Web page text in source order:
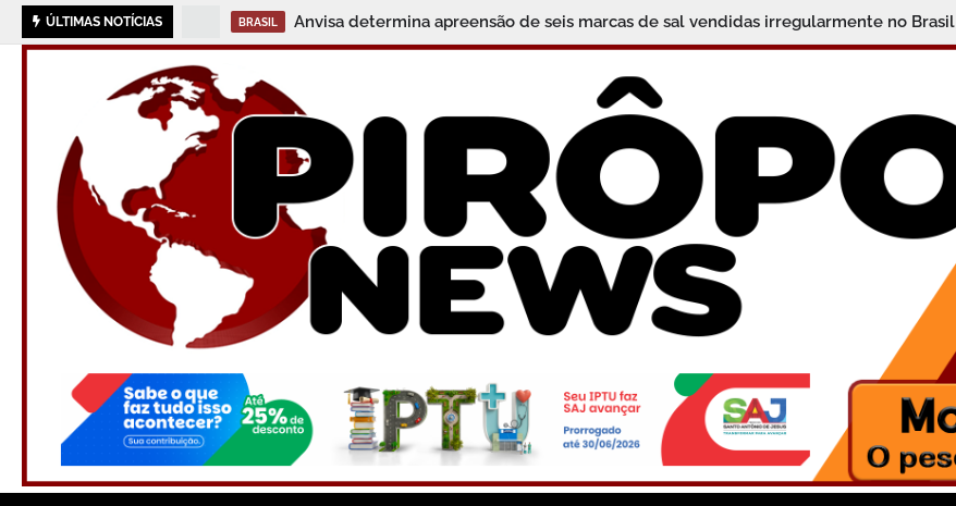
ÚLTIMAS NOTÍCIAS BRASIL Anvisa determina apreensão de seis marcas de sal vendidas irregularmente no Brasil